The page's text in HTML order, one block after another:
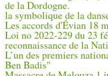
de la Dordogne.
la symbolique de la
Les accords d'Évian 18
Loi no 2022-229 du 23
reconnaissance de la
L’un des premiers
Ben Badis"